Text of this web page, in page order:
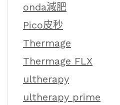
onda減肥
Pico皮秒
Thermage
Thermage FLX
ultherapy
ultherapy prime